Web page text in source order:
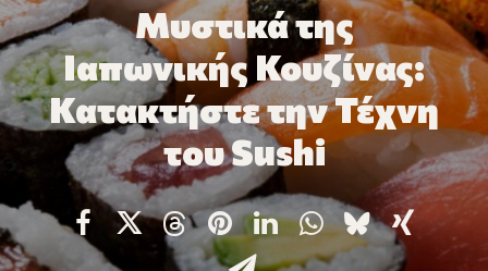
Ευρωπαϊκά Προγράμματα
Εθνικά Προγράμματα
Voucher
Νέα & Ανακοινώσεις
Επικοινωνία
Ευκαιρίες Καριέρας
Μυστικά της
Ιαπωνικής Κουζίνας:
Κατακτήστε την Τέχνη
του Sushi